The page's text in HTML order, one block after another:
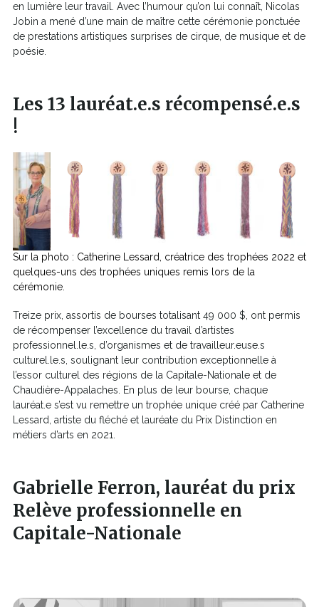
en lumière leur travail. Avec l’humour qu’on lui connaît, Nicolas
Jobin a mené d’une main de maître cette cérémonie ponctuée
de prestations artistiques surprises de cirque, de musique et de
poésie.
Les 13 lauréat.e.s récompensé.e.s
!
Sur la photo : Catherine Lessard, créatrice des trophées 2022 et
quelques-uns des trophées uniques remis lors de la
cérémonie.
Treize prix, assortis de bourses totalisant 49 000 $, ont permis
de récompenser l’excellence du travail d’artistes
professionnel.le.s, d’organismes et de travailleur.euse.s
culturel.le.s, soulignant leur contribution exceptionnelle à
l’essor culturel des régions de la Capitale-Nationale et de
Chaudière-Appalaches. En plus de leur bourse, chaque
lauréat.e s’est vu remettre un trophée unique créé par Catherine
Lessard, artiste du fléché et lauréate du Prix Distinction en
métiers d’arts en 2021.
Gabrielle Ferron, lauréat du prix
Relève professionnelle en
Capitale-Nationale